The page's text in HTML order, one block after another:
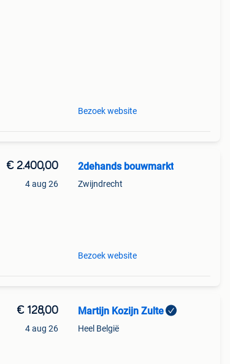
Bezoek website
€ 2.400,00
4 aug 26
2dehands bouwmarkt
Zwijndrecht
Bezoek website
€ 128,00
4 aug 26
Martijn Kozijn Zulte
Heel België